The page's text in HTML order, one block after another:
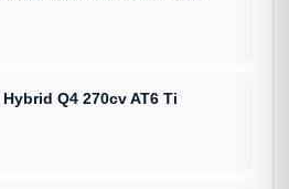
Q4 270cv AT6 Ti